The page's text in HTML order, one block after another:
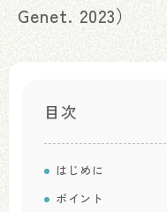
Genet. 2023）
目次
はじめに
ポイント